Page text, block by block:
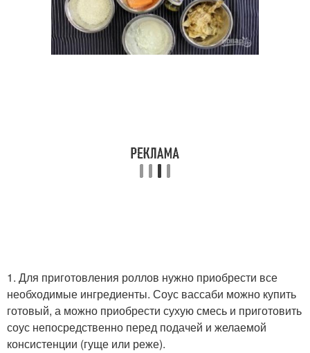
1. Для приготовления роллов нужно приобрести все
необходимые ингредиенты. Соус вассаби можно купить
готовый, а можно приобрести сухую смесь и приготовить
соус непосредственно перед подачей и желаемой
консистенции (гуще или реже).